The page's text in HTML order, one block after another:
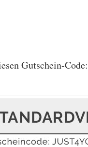
Gutschein-Code: